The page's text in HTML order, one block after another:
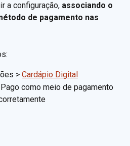
a configuração, associando o
de pagamento nas
> Cardápio Digital
como meio de pagamento